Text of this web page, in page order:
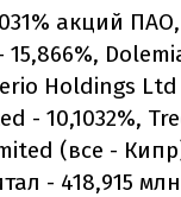
акций
Holdings Ltd
- 10,1032%,
(все - Кипр)
- 418,915